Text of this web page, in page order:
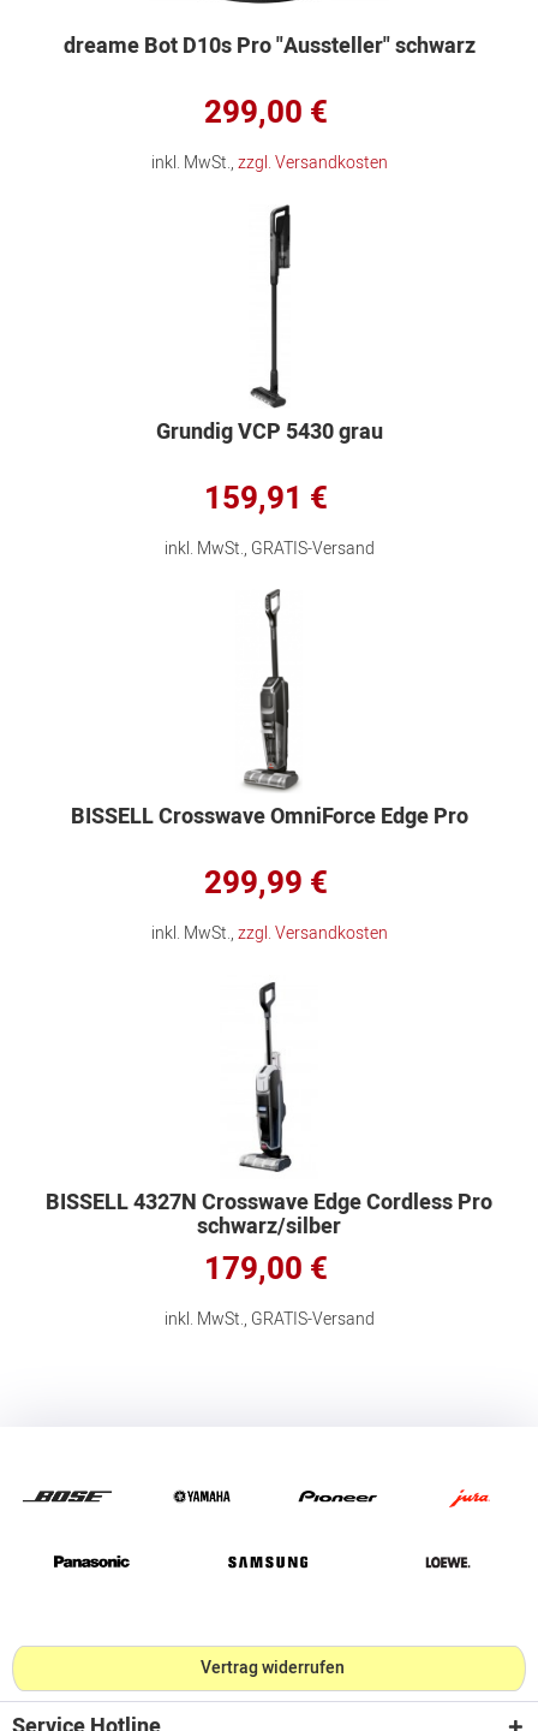
dreame Bot D10s Pro "Aussteller" schwarz
299,00 €
inkl. MwSt.,zzgl. Versandkosten
Grundig VCP 5430 grau
159,91 €
inkl. MwSt., GRATIS-Versand
BISSELL Crosswave OmniForce Edge Pro
299,99 €
inkl. MwSt.,zzgl. Versandkosten
BISSELL 4327N Crosswave Edge Cordless Pro
schwarz/silber
179,00 €
inkl. MwSt., GRATIS-Versand
Vertrag widerrufen